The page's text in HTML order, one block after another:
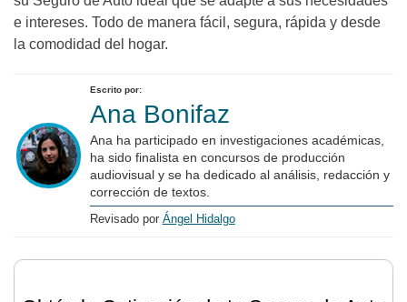
e intereses. Todo de manera fácil, segura, rápida y desde
la comodidad del hogar.
Escrito por:
Ana Bonifaz
Ana ha participado en investigaciones académicas,
ha sido finalista en concursos de producción
audiovisual y se ha dedicado al análisis, redacción y
corrección de textos.
Revisado por Ángel Hidalgo